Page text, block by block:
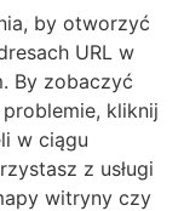
by otworzyć
URL w
By zobaczyć
kliknij
w ciągu
z usługi
witryny czy